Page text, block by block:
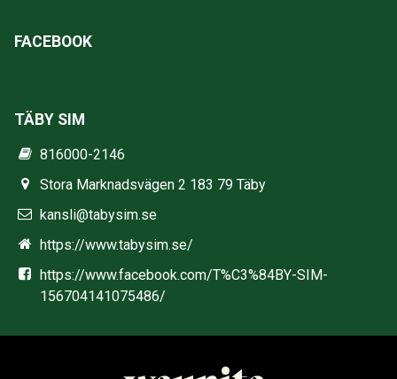
FACEBOOK
TÄBY SIM
816000-2146
Stora Marknadsvägen 2 183 79 Täby
kansli@tabysim.se
https://www.tabysim.se/
https://www.facebook.com/T%C3%84BY-SIM-
156704141075486/